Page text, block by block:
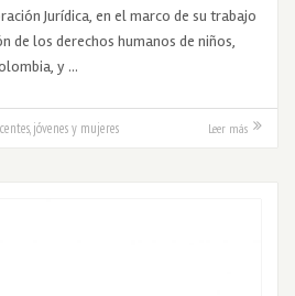
Jurídica, en el marco de su trabajo
de los derechos humanos de niños,
y …
jóvenes y mujeres Leer más